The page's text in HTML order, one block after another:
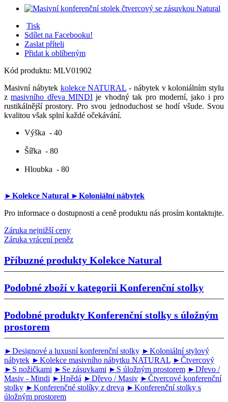
Tisk
Sdílet na Facebooku!
Zaslat příteli
Přidat k oblíbeným
Kód produktu: MLV01902
Masivní nábytek kolekce NATURAL - nábytek v koloniálním stylu
zmasivního dřeva MINDI je vhodný tak pro moderní, jako i pro
rustikálnější prostory. Pro svou jednoduchost se hodí všude. Svou
kvalitou však splní každé očekávání.
Výška - 40
Šířka - 80
Hloubka - 80
►Kolekce Natural ►Koloniální nábytek
Pro informace o dostupnosti a ceně produktu nás prosím kontaktujte.
Záruka nejnižší ceny
Záruka vrácení peněz
Příbuzné produkty Kolekce Natural
Podobné zboží v kategorii Konferenční stolky
Podobné produkty Konferenční stolky s úložným
prostorem
►Designové a luxusní konferenční stolky ►Koloniální stylový
nábytek ►Kolekce masivního nábytku NATURAL ►Čtvercový
►S nožičkami ►Se zásuvkami ►S úložným prostorem ►Dřevo /
Masiv - Mindi ►Hnědá ►Dřevo / Masiv ►Čtvercové konferenční
stolky ►Konferenčné stolíky z dreva ►Konferenční stolky s
úložným prostorem